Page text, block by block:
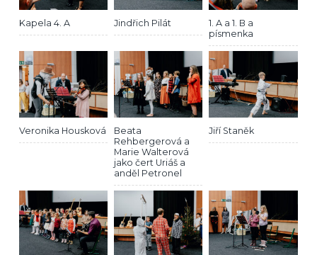
Kapela 4. A Jindřich Pilát
1. A a 1. B a
písmenka
Veronika Housková
Beata
Rehbergerová a
Marie Walterová
jako čert Uriáš a
anděl Petronel
Jiří Staněk